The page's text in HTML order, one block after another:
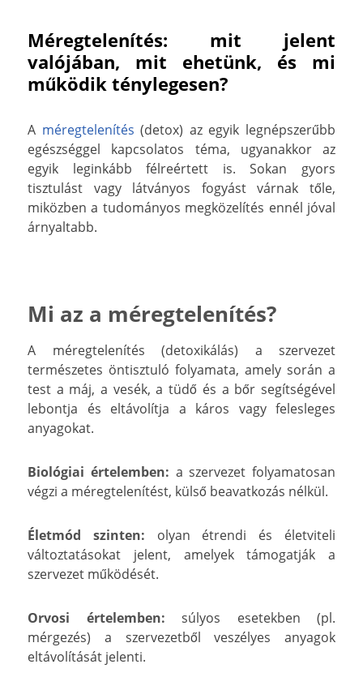
Méregtelenítés: mit jelent
valójában, mit ehetünk, és mi
működik ténylegesen?
A méregtelenítés (detox) az egyik legnépszerűbb
egészséggel kapcsolatos téma, ugyanakkor az
egyik leginkább félreértett is. Sokan gyors
tisztulást vagy látványos fogyást várnak tőle,
miközben a tudományos megközelítés ennél jóval
árnyaltabb.
Mi az a méregtelenítés?
A méregtelenítés (detoxikálás) a szervezet
természetes öntisztuló folyamata, amely során a
test a máj, a vesék, a tüdő és a bőr segítségével
lebontja és eltávolítja a káros vagy felesleges
anyagokat.
Biológiai értelemben: a szervezet folyamatosan
végzi a méregtelenítést, külső beavatkozás nélkül.
Életmód szinten: olyan étrendi és életviteli
változtatásokat jelent, amelyek támogatják a
szervezet működését.
Orvosi értelemben: súlyos esetekben (pl.
mérgezés) a szervezetből veszélyes anyagok
eltávolítását jelenti.